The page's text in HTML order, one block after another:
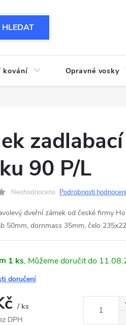
HLEDAT
kování Opravné vosky
90 P/L
Neohodnoceno Podrobnosti hodnocení
dveřní zámek od české firmy
50mm, dornmass 35mm, čelo
1 ks
doručení
/ ks
DPH